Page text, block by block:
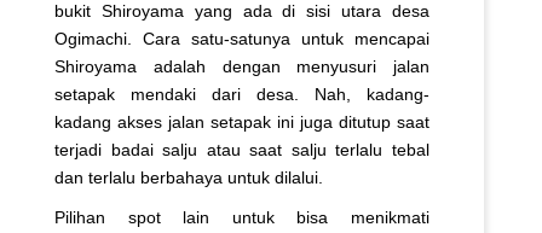
bukit Shiroyama yang ada di sisi utara desa
Ogimachi. Cara satu-satunya untuk mencapai
Shiroyama adalah dengan menyusuri jalan
setapak mendaki dari desa. Nah, kadang-
kadang akses jalan setapak ini juga ditutup saat
terjadi badai salju atau saat salju terlalu tebal
dan terlalu berbahaya untuk dilalui.
Pilihan spot lain untuk bisa menikmati